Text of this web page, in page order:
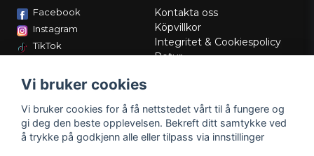
Facebook
Instagram
TikTok
Kontakta oss
Köpvillkor
Integritet & Cookiespolicy
Retur
Lådritning
Om oss
Vi bruker cookies
Vi bruker cookies for å få nettstedet vårt til å fungere og
gi deg den beste opplevelsen. Bekreft ditt samtykke ved
å trykke på godkjenn alle eller tilpass via innstillinger